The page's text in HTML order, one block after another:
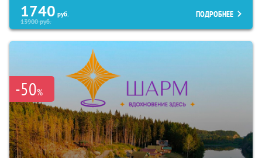
1740 руб.
13900руб.
ПОДРОБНЕЕ
-50%